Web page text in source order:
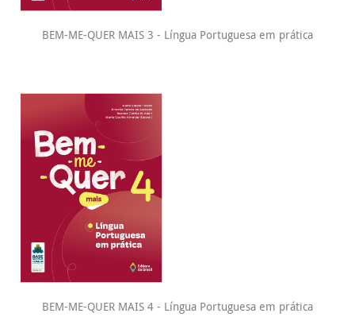
BEM-ME-QUER MAIS 3 - Língua Portuguesa em prática
BEM-ME-QUER MAIS 4 - Língua Portuguesa em prática